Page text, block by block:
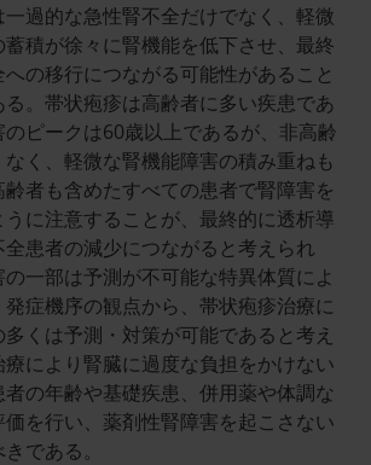
過的な急性腎不全だけでなく、軽微
積が徐々に腎機能を低下させ、最終
の移行につながる可能性があること
。帯状疱疹は高齢者に多い疾患であ
のピークは60歳以上であるが、非高齢
く、軽微な腎機能障害の積み重ねも
者も含めたすべての患者で腎障害を
に注意することが、最終的に透析導
全患者の減少につながると考えられ
一部は予測が不可能な特異体質によ
症機序の観点から、帯状疱疹治療に
くは予測・対策が可能であると考え
により腎臓に過度な負担をかけない
の年齢や基礎疾患、併用薬や体調な
価を行い、薬剤性腎障害を起こさない
である。